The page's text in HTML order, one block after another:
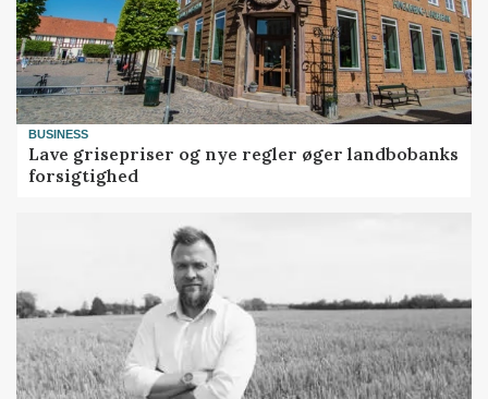
BUSINESS
Lave grisepriser og nye regler øger landbobanks
forsigtighed